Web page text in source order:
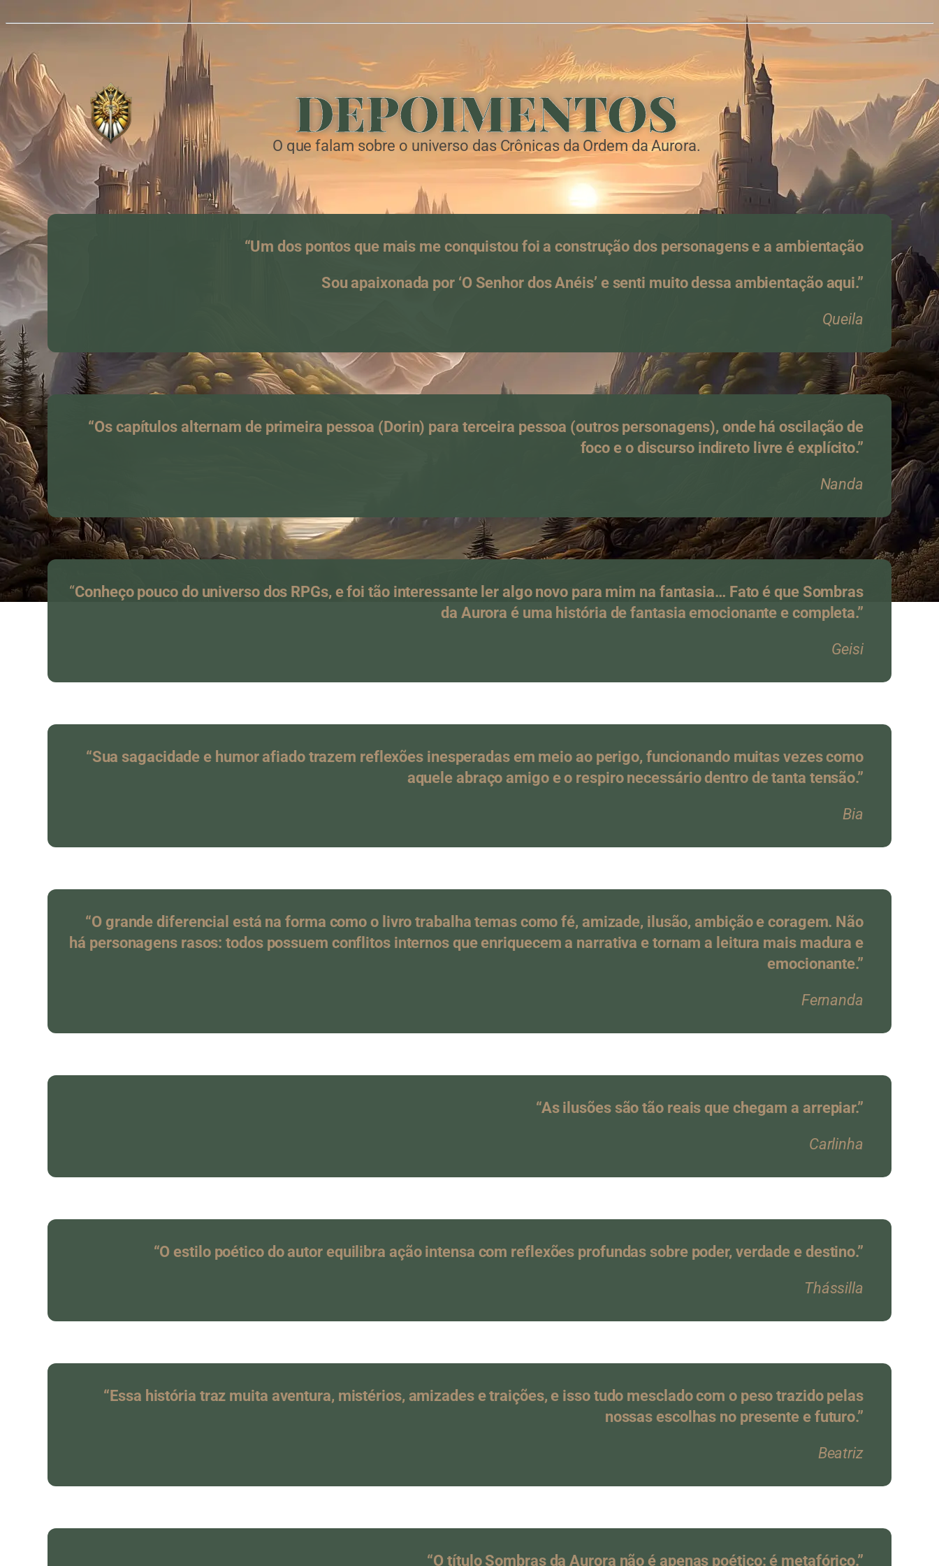
DEPOIMENTOS
O que falam sobre o universo das Crônicas da Ordem da Aurora.
“Um dos pontos que mais me conquistou foi a construção dos personagens e a ambientação
Sou apaixonada por ‘O Senhor dos Anéis’ e senti muito dessa ambientação aqui.”
Queila
“Os capítulos alternam de primeira pessoa (Dorin) para terceira pessoa (outros personagens), onde há oscilação de
foco e o discurso indireto livre é explícito.”
Nanda
“Conheço pouco do universo dos RPGs, e foi tão interessante ler algo novo para mim na fantasia… Fato é que Sombras
da Aurora é uma história de fantasia emocionante e completa.”
Geisi
“Sua sagacidade e humor afiado trazem reflexões inesperadas em meio ao perigo, funcionando muitas vezes como
aquele abraço amigo e o respiro necessário dentro de tanta tensão.”
Bia
“O grande diferencial está na forma como o livro trabalha temas como fé, amizade, ilusão, ambição e coragem. Não
há personagens rasos: todos possuem conflitos internos que enriquecem a narrativa e tornam a leitura mais madura e
emocionante.”
Fernanda
“As ilusões são tão reais que chegam a arrepiar.”
Carlinha
“O estilo poético do autor equilibra ação intensa com reflexões profundas sobre poder, verdade e destino.”
Thássilla
“Essa história traz muita aventura, mistérios, amizades e traições, e isso tudo mesclado com o peso trazido pelas
nossas escolhas no presente e futuro.”
Beatriz
“O título Sombras da Aurora não é apenas poético: é metafórico.”